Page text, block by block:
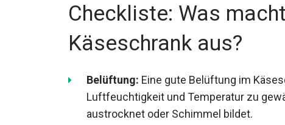
Checkliste: Was
Käseschrank aus?
Belüftung: Eine gute Belüftung im
Luftfeuchtigkeit und Temperatur zu
austrocknet oder Schimmel bildet.